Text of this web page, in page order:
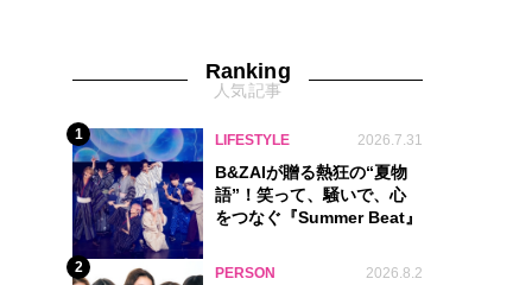
Ranking
人気記事
1 LIFESTYLE 2026.7.31
B&ZAIが贈る熱狂の“夏物
語”！笑って、騒いで、心
をつなぐ『Summer Beat』
2 PERSON 2026.8.2